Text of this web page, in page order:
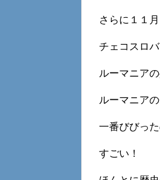
さらに１１月
チェコスロ
ルーマニア
ルーマニア
一番びびっ
すごい！